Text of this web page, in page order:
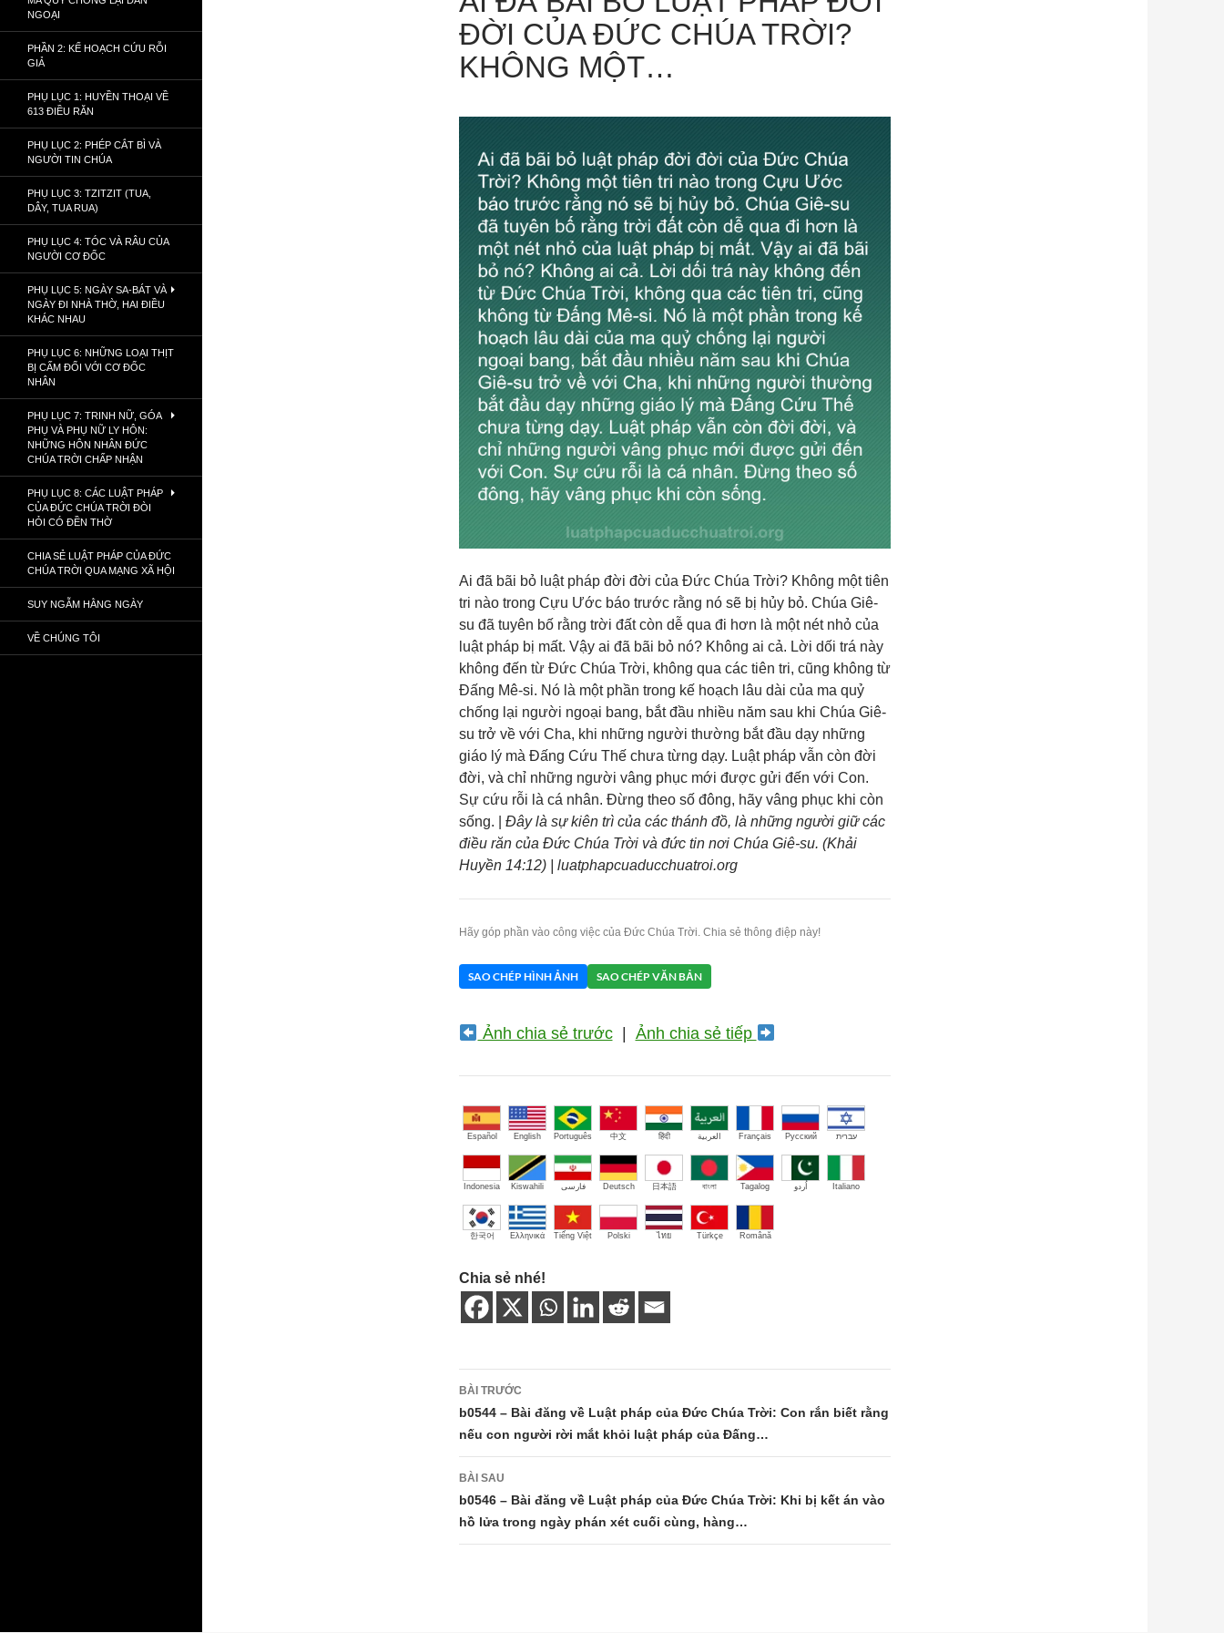
ĐỜI CỦA ĐỨC CHÚA TRỜI?
KHÔNG MỘT…
Ai đã bãi bỏ luật pháp đời đời của Đức Chúa Trời? Không một tiên
tri nào trong Cựu Ước báo trước rằng nó sẽ bị hủy bỏ. Chúa Giê-
su đã tuyên bố rằng trời đất còn dễ qua đi hơn là một nét nhỏ của
luật pháp bị mất. Vậy ai đã bãi bỏ nó? Không ai cả. Lời dối trá này
không đến từ Đức Chúa Trời, không qua các tiên tri, cũng không từ
Đấng Mê-si. Nó là một phần trong kế hoạch lâu dài của ma quỷ
chống lại người ngoại bang, bắt đầu nhiều năm sau khi Chúa Giê-
su trở về với Cha, khi những người thường bắt đầu dạy những
giáo lý mà Đấng Cứu Thế chưa từng dạy. Luật pháp vẫn còn đời
đời, và chỉ những người vâng phục mới được gửi đến với Con.
Sự cứu rỗi là cá nhân. Đừng theo số đông, hãy vâng phục khi còn
sống. | Đây là sự kiên trì của các thánh đồ, là những người giữ các
điều răn của Đức Chúa Trời và đức tin nơi Chúa Giê-su. (Khải
Huyền 14:12) | luatphapcuaducchuatroi.org
Hãy góp phần vào công việc của Đức Chúa Trời. Chia sẻ thông điệp này!
SAO CHÉP HÌNH ẢNH SAO CHÉP VĂN BẢN
Ảnh chia sẻ trước| Ảnh chia sẻ tiếp
Español English Português 中文 हिंदी العربية Français Русский עברית
Indonesia Kiswahili فارسی Deutsch 日本語 বাংলা Tagalog اُردو Italiano
한국어 Ελληνικά Tiếng Việt Polski ไทย Türkçe Română
Chia sẻ nhé!
Điều
hướng
bài
viết
BÀI TRƯỚC
b0544 – Bài đăng về Luật pháp của Đức Chúa Trời: Con rắn biết rằng
nếu con người rời mắt khỏi luật pháp của Đấng…
BÀI SAU
b0546 – Bài đăng về Luật pháp của Đức Chúa Trời: Khi bị kết án vào
hồ lửa trong ngày phán xét cuối cùng, hàng…
NGOẠI
PHẦN 2: KẾ HOẠCH CỨU RỖI
GIẢ
PHỤ LỤC 1: HUYỀN THOẠI VỀ
613 ĐIỀU RĂN
PHỤ LỤC 2: PHÉP CẮT BÌ VÀ
NGƯỜI TIN CHÚA
PHỤ LỤC 3: TZITZIT (TUA,
DÂY, TUA RUA)
PHỤ LỤC 4: TÓC VÀ RÂU CỦA
NGƯỜI CƠ ĐỐC
PHỤ LỤC 5: NGÀY SA-BÁT VÀ
NGÀY ĐI NHÀ THỜ, HAI ĐIỀU
KHÁC NHAU
PHỤ LỤC 6: NHỮNG LOẠI THỊT
BỊ CẤM ĐỐI VỚI CƠ ĐỐC
NHÂN
PHỤ LỤC 7: TRINH NỮ, GÓA
PHỤ VÀ PHỤ NỮ LY HÔN:
NHỮNG HÔN NHÂN ĐỨC
CHÚA TRỜI CHẤP NHẬN
PHỤ LỤC 8: CÁC LUẬT PHÁP
CỦA ĐỨC CHÚA TRỜI ĐÒI
HỎI CÓ ĐỀN THỜ
CHIA SẺ LUẬT PHÁP CỦA ĐỨC
CHÚA TRỜI QUA MẠNG XÃ HỘI
SUY NGẪM HẰNG NGÀY
VỀ CHÚNG TÔI